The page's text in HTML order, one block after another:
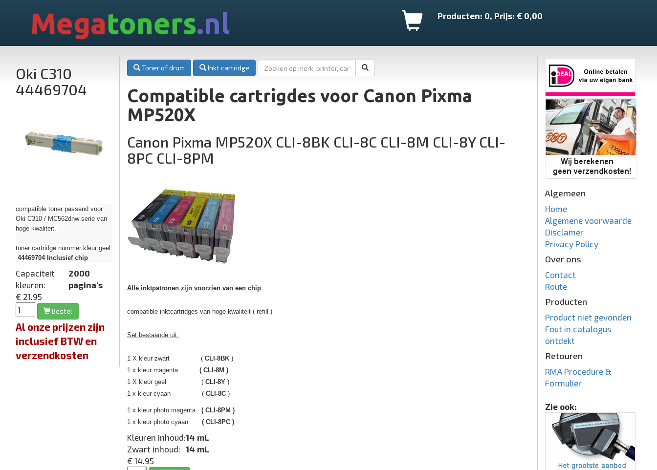
Megatoners.nl Producten: 0, Prijs: € 0,00
Oki C310
44469704
compatible toner passend voor
Oki C310 / MC562dnw serie van
hoge kwaliteit.
toner cartridge nummer kleur geel
44469704Inclusief chip
Capaciteit
kleuren:
2000
pagina's
€ 21.95
Bestel
Al onze prijzen zijn
inclusief BTW en
verzendkosten
Toner of drum Inkt cartridge
Compatible cartrigdes voor Canon Pixma
MP520X
Canon Pixma MP520X CLI-8BK CLI-8C CLI-8M CLI-8Y CLI-
8PC CLI-8PM
Alle inktpatronen zijn voorzien van een chip
compatible inktcartridges van hoge kwaliteit ( refill )
Set bestaande uit:
1 X kleur zwart ( CLI-8BK )
1 x kleur magenta( CLI-8M )
1 X kleur geel (CLI-8Y)
1 x kleur cyaan (CLI-8C )
1 x kleur photo magenta( CLI-8PM )
1 x kleur photo cyaan( CLI-8PC )
Kleuren inhoud:14 mL
Zwart inhoud:
14 mL
€ 14.95
Algemeen
Home
Algemene voorwaarde
Disclamer
Privacy Policy
Over ons
Contact
Route
Producten
Product niet gevonden
Fout in catalogus
ontdekt
Retouren
RMA Procedure &
Formulier
Zie ook: